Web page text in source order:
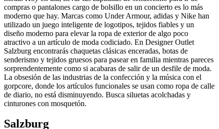
compras o pantalones cargo de bolsillo en un concierto es lo más
moderno que hay. Marcas como Under Armour, adidas y Nike han
utilizado un juego inteligente de logotipos, tejidos fiables y un
diseño moderno para elevar la ropa de exterior de algo poco
atractivo a un artículo de moda codiciado. En Designer Outlet
Salzburg encontrarás chaquetas clásicas enceradas, botas de
senderismo y tejidos gruesos para pasear en familia mientras pareces
sorprendentemente como si acabaras de salir de un desfile de moda.
La obsesión de las industrias de la confección y la música con el
gorpcore, donde los artículos funcionales se usan como ropa de calle
de diario, no está disminuyendo. Busca siluetas acolchadas y
cinturones con mosquetón.
Salzburg